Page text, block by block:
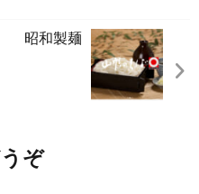
昭和製麺
ぞ